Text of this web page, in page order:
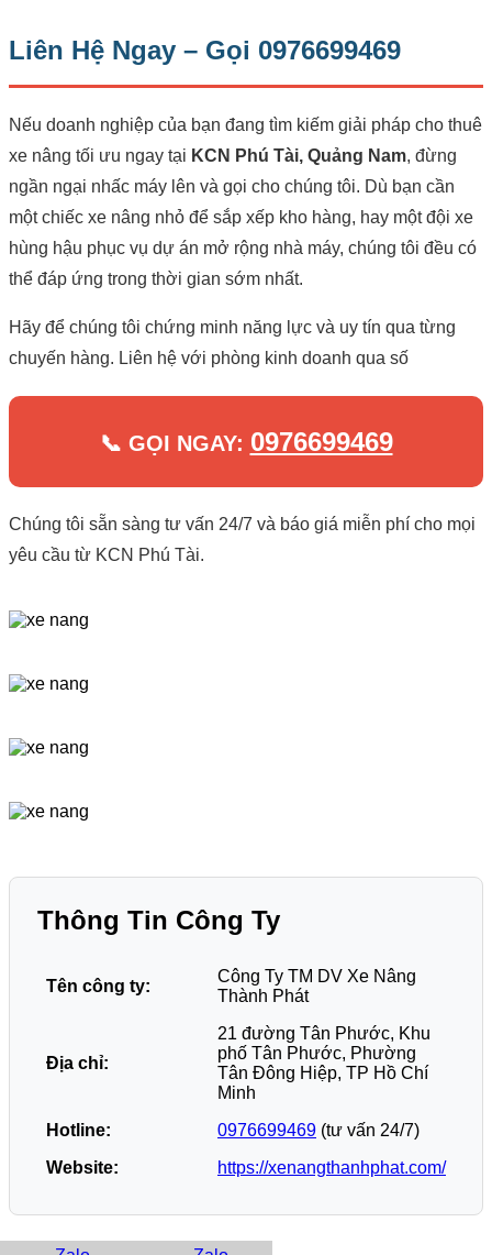
Liên Hệ Ngay – Gọi 0976699469
Nếu doanh nghiệp của bạn đang tìm kiếm giải pháp cho thuê
xe nâng tối ưu ngay tại KCN Phú Tài, Quảng Nam, đừng
ngần ngại nhấc máy lên và gọi cho chúng tôi. Dù bạn cần
một chiếc xe nâng nhỏ để sắp xếp kho hàng, hay một đội xe
hùng hậu phục vụ dự án mở rộng nhà máy, chúng tôi đều có
thể đáp ứng trong thời gian sớm nhất.
Hãy để chúng tôi chứng minh năng lực và uy tín qua từng
chuyến hàng. Liên hệ với phòng kinh doanh qua số
📞 GỌI NGAY: 0976699469
Chúng tôi sẵn sàng tư vấn 24/7 và báo giá miễn phí cho mọi
yêu cầu từ KCN Phú Tài.
Thông Tin Công Ty
Tên công ty:
Công Ty TM DV Xe Nâng
Thành Phát
Địa chỉ:
21 đường Tân Phước, Khu
phố Tân Phước, Phường
Tân Đông Hiệp, TP Hồ Chí
Minh
Hotline:
0976699469 (tư vấn 24/7)
Website:
https://xenangthanhphat.com/